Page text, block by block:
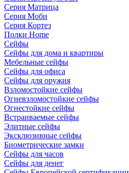
Серия Матрица
Серия Моби
Серия Кортез
Полки Home
Сейфы
Сейфы для дома и квартиры
Мебельные сейфы
Сейфы для офиса
Сейфы для оружия
Взломостойкие сейфы
Огневзломостойкие сейфы
Огнестойкие сейфы
Встраиваемые сейфы
Элитные сейфы
Эксклюзивные сейфы
Биометрические замки
Сейфы для часов
Сейфы для денег